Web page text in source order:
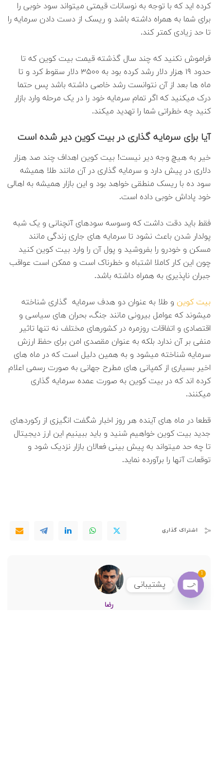
کرده اید که با توجه به نوسانات قیمتی میتواند سود خوبی را
برای شما به همراه داشته باشد و ریسک از دست دادن سرمایه را
تا حد زیادی کمتر کند.
فراموش نکنید که چند سال گذشته قیمت بیت کوین که تا
حدود ۱۹ هزار دلار رشد کرده بود به ۳۵۰۰ دلار سقوط کرد و تا
ماه ها بعد از آن نتوانست رشد خاصی داشته باشد پس حتما
درک میکنید که اگر تمام سرمایه خود را در یک مرحله وارد بازار
کنید چه خطراتی شما را تهدید میکند.
آیا برای سرمایه گذاری در بیت کوین دیر شده است
خیر به هیچ وجه دیر نیست! بیت کوین اهداف چند صد هزار
دلاری در پیش دارد و سرمایه گذاری در آن مانند طلا همیشه
سود ده با ریسک منطقی خواهد بود و این بازار همیشه به اهالی
خود پاداش خوبی داده است.
فقط باید دقت داشت که وسوسه سودهای آنچنانی و یک شبه
پولدار شدن باعث نشود تا سرمایه های جاری زندگی مانند
مسکن و خودرو را بفروشید و پول آن را وارد بیت کوین کنید
چون این کار کاملا اشتباه و خطرناک است و ممکن است عواقب
جبران ناپذیری به همراه داشته باشد.
بیت کوین و طلا به عنوان دو هدف سرمایه گذاری شناخته
میشوند که عوامل بیرونی مانند جنگ، بحران های سیاسی و
اقتصادی و اتفاقات روزمره در کشورهای مختلف نه تنها تاثیر
منفی بر آن ندارد بلکه به عنوان مقصدی امن برای حفظ ارزش
سرمایه شناخته میشود و به همین دلیل است که در ماه های
اخیر بسیاری از کمپانی های مطرح جهانی به صورت رسمی اعلام
کرده اند که در بیت کوین به صورت عمده سرمایه گذاری
میکنند.
قطعا در ماه های آینده هر روز اخبار شگفت انگیزی از رکوردهای
جدید بیت کوین خواهیم شنید و باید ببینیم این ارز دیجیتال
تا چه حد میتواند به پیش بینی فعالان بازار نزدیک شود و
توقعات آنها را برآورده نماید.
اشتراک گذاری
رضا
پشتیبانی
1